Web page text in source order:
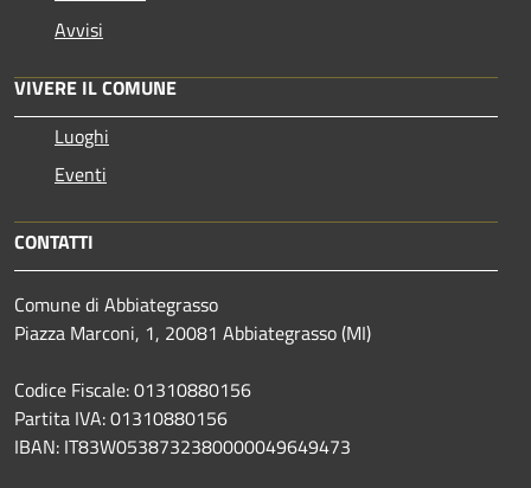
Avvisi
VIVERE IL COMUNE
Luoghi
Eventi
CONTATTI
Comune di Abbiategrasso
Piazza Marconi, 1, 20081 Abbiategrasso (MI)
Codice Fiscale: 01310880156
Partita IVA: 01310880156
IBAN: IT83W0538732380000049649473